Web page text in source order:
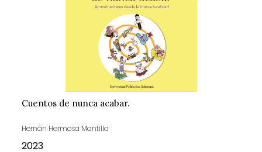
Cuentos de nunca acabar.
Hernán Hermosa Mantilla
2023